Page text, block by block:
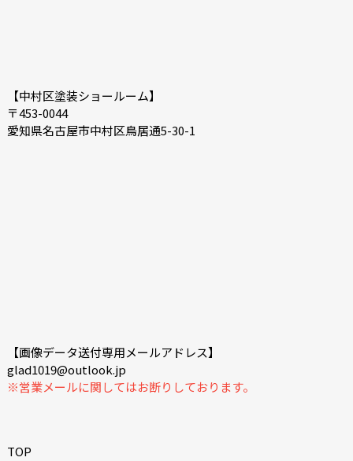
【中村区塗装ショールーム】
〒453-0044
愛知県名古屋市中村区鳥居通5-30-1
【画像データ送付専用メールアドレス】
glad1019@outlook.jp
※営業メールに関してはお断りしております。
TOP